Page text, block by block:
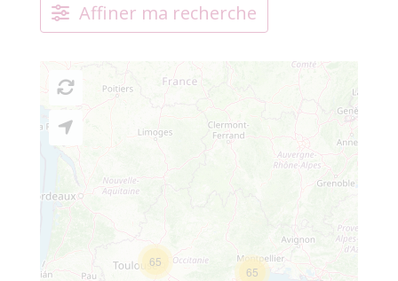
Affiner ma recherche
65
65